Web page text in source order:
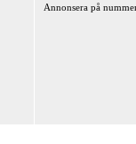
Annonsera på